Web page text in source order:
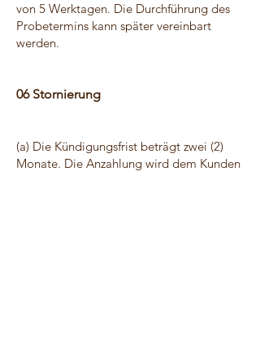
von 5 Werktagen. Die Durchführung des
Probetermins kann später vereinbart
werden.
06 Stornierung
(a) Die Kündigungsfrist beträgt zwei (2)
Monate. Die Anzahlung wird dem Kunden